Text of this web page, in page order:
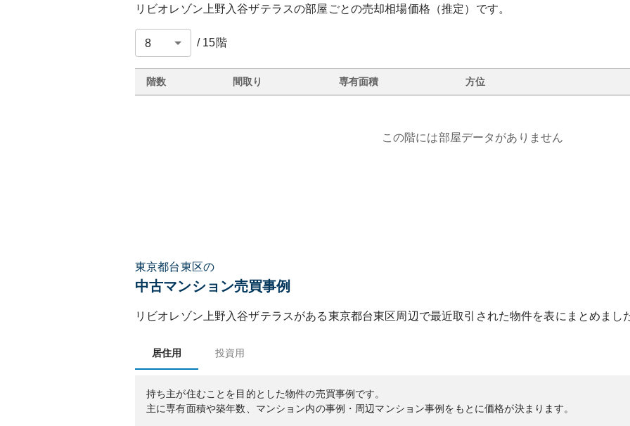
リビオレゾン上野入谷ザテラスの部屋ごとの売却相場価格（推定）です。
/ 15階
階数 間取り 専有面積 方位
この階には部屋データがありません
東京都台東区の
中古マンション売買事例
リビオレゾン上野入谷ザテラスがある東京都台東区周辺で最近取引された物件を表にまとめまし
居住用 投資用
持ち主が住むことを目的とした物件の売買事例です。
主に専有面積や築年数、マンション内の事例・周辺マンション事例をもとに価格が決まります。